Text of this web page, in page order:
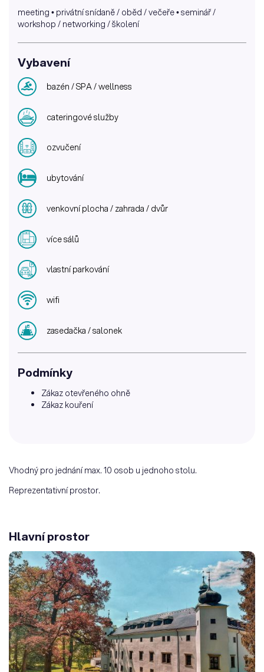
meeting • privátní snídaně / oběd / večeře • seminář /
workshop / networking / školení
Vybavení
bazén / SPA / wellness
cateringové služby
ozvučení
ubytování
venkovní plocha / zahrada / dvůr
více sálů
vlastní parkování
wifi
zasedačka / salonek
Podmínky
Zákaz otevřeného ohně
Zákaz kouření
Vhodný pro jednání max. 10 osob u jednoho stolu.
Reprezentativní prostor.
Hlavní prostor